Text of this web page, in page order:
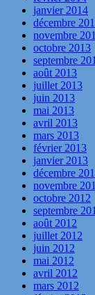
janvier 2014
décembre
novembre
octobre 2013
septembre
août 2013
juillet 2013
juin 2013
mai 2013
avril 2013
mars 2013
février 2013
janvier 2013
décembre
novembre
octobre 2012
septembre
août 2012
juillet 2012
juin 2012
mai 2012
avril 2012
mars 2012